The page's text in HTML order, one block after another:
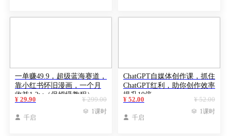
一单赚49.9，超级蓝海赛道，
靠小红书怀旧漫画，一个月
收益1.2w（保姆级教程）
¥ 299.00
¥ 29.90
 千启
 1课时
ChatGPT自媒体创作课，抓住
ChatGPT红利，助你创作效率
提升10倍
¥ 52.00
¥ 52.00
 千启
 1课时